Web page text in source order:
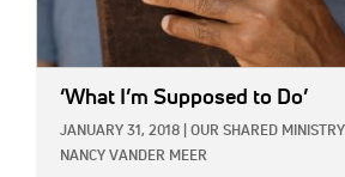
‘What I’m Supposed to Do’
JANUARY 31, 2018 OUR SHARED MINISTRY
NANCY VANDER MEER